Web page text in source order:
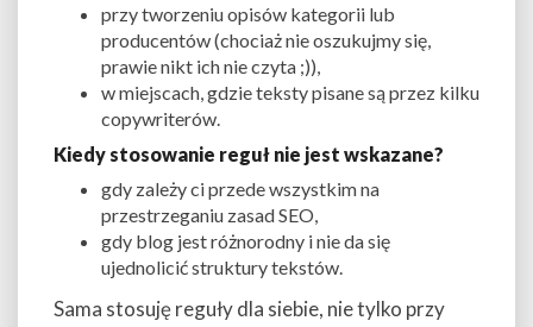
przy tworzeniu opisów kategorii lub
producentów (chociaż nie oszukujmy się,
prawie nikt ich nie czyta ;)),
w miejscach, gdzie teksty pisane są przez kilku
copywriterów.
Kiedy stosowanie reguł nie jest wskazane?
gdy zależy ci przede wszystkim na
przestrzeganiu zasad SEO,
gdy blog jest różnorodny i nie da się
ujednolicić struktury tekstów.
Sama stosuję reguły dla siebie, nie tylko przy